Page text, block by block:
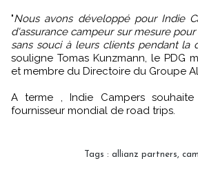
"Nous avons développé pour Indie
d'assurance campeur sur mesure
sans souci à leurs clients pendant la
souligne Tomas Kunzmann, le PDG
et membre du Directoire du Groupe
A terme , Indie Campers
fournisseur mondial de road trips.
Tags : allianz partners,